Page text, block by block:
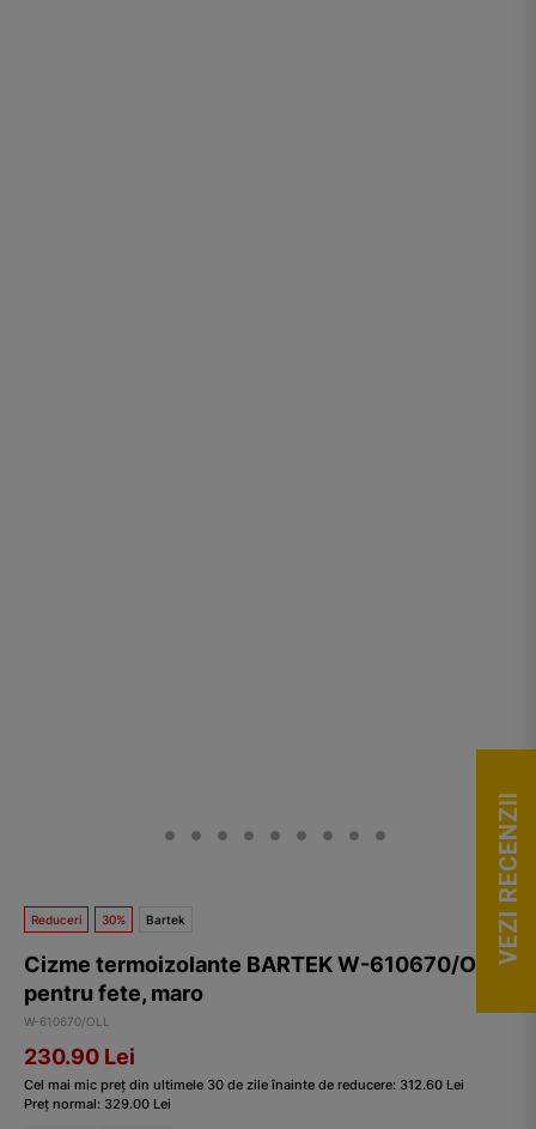
Reduceri 30% Bartek
Cizme termoizolante BARTEK W-610670/OLL,
pentru fete, maro
W-610670/OLL
230.90 Lei
Cel mai mic preț din ultimele 30 de zile înainte de reducere: 312.60 Lei
Preț normal: 329.00 Lei
VEZI RECENZII